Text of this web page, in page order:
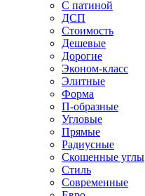
С патиной
ДСП
Стоимость
Дешевые
Дорогие
Эконом-класс
Элитные
Форма
П-образные
Угловые
Прямые
Радиусные
Скошенные углы
Стиль
Современные